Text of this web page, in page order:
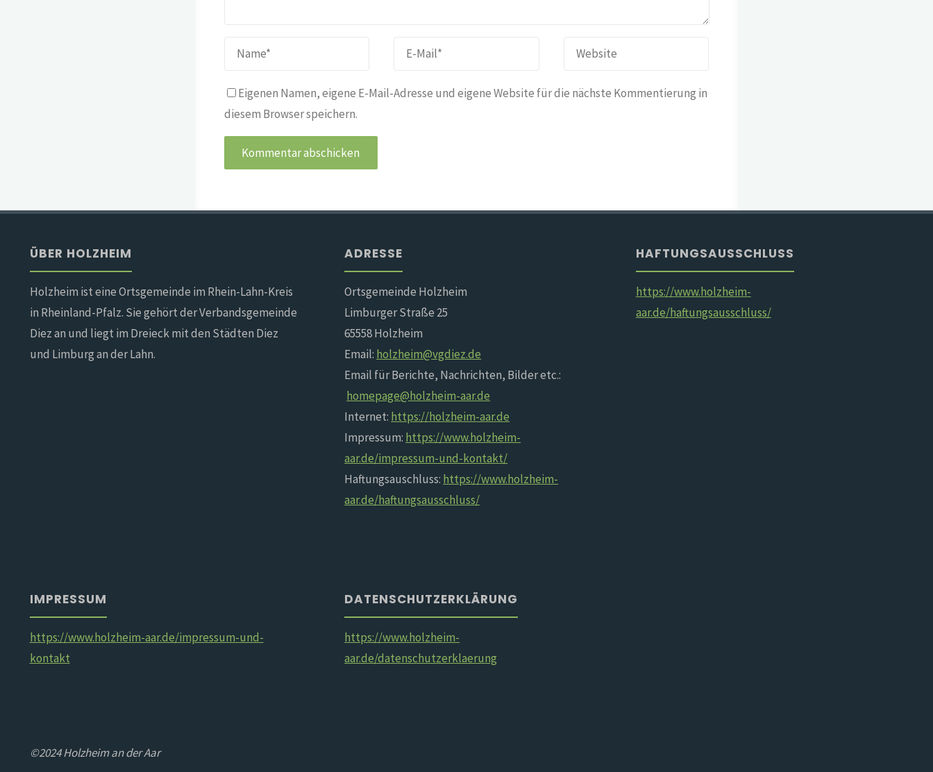
Eigenen Namen, eigene E-Mail-Adresse und eigene Website für die nächste Kommentierung in
diesem Browser speichern.
ÜBER HOLZHEIM
Holzheim ist eine Ortsgemeinde im Rhein-Lahn-Kreis
in Rheinland-Pfalz. Sie gehört der Verbandsgemeinde
Diez an und liegt im Dreieck mit den Städten Diez
und Limburg an der Lahn.
ADRESSE
Ortsgemeinde Holzheim
Limburger Straße 25
65558 Holzheim
Email: holzheim@vgdiez.de
Email für Berichte, Nachrichten, Bilder etc.:
homepage@holzheim-aar.de
Internet: https://holzheim-aar.de
Impressum: https://www.holzheim-
aar.de/impressum-und-kontakt/
Haftungsauschluss: https://www.holzheim-
aar.de/haftungsausschluss/
HAFTUNGSAUSSCHLUSS
https://www.holzheim-
aar.de/haftungsausschluss/
IMPRESSUM
https://www.holzheim-aar.de/impressum-und-
kontakt
DATENSCHUTZERKLÄRUNG
https://www.holzheim-
aar.de/datenschutzerklaerung
©2024 Holzheim an der Aar